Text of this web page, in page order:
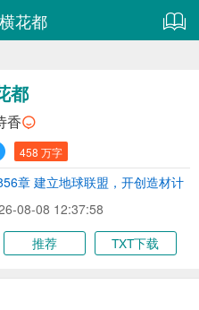
花都
都
香
458 万字
章 建立地球联盟，开创造材计
08-08 12:37:58
推荐 TXT下载